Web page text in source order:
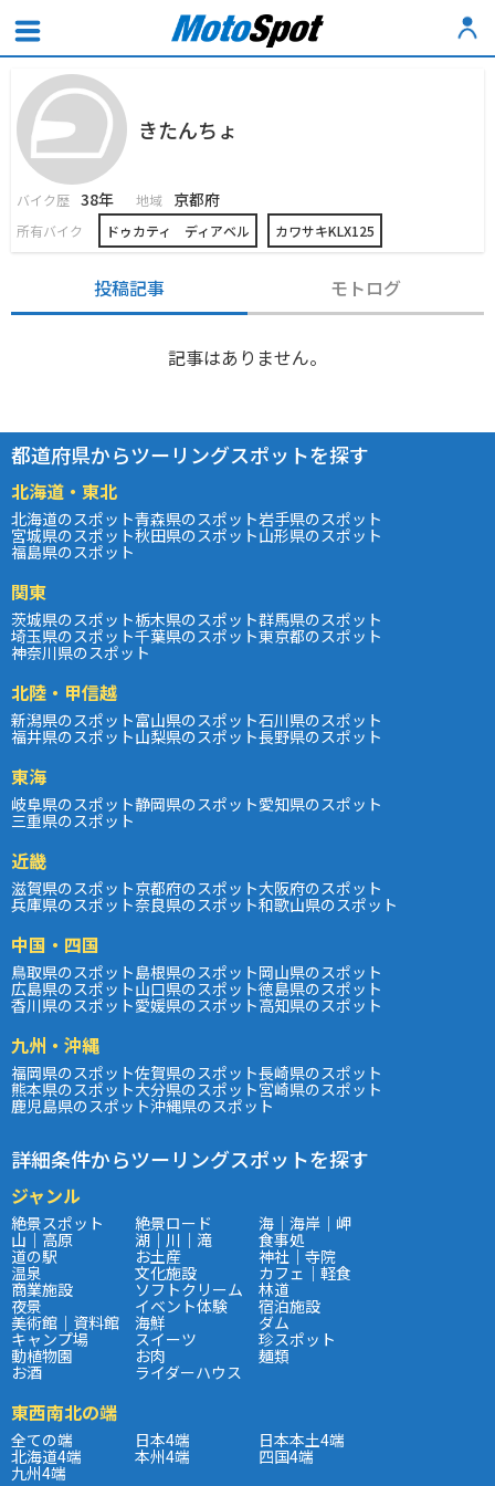
きたんちょ
バイク歴 38年 地域 京都府
所有バイク ドゥカティ ディアベル カワサキKLX125
投稿記事 モトログ
記事はありません。
都道府県からツーリングスポットを探す
北海道・東北
北海道のスポット青森県のスポット岩手県のスポット
宮城県のスポット秋田県のスポット山形県のスポット
福島県のスポット
関東
茨城県のスポット栃木県のスポット群馬県のスポット
埼玉県のスポット千葉県のスポット東京都のスポット
神奈川県のスポット
北陸・甲信越
新潟県のスポット富山県のスポット石川県のスポット
福井県のスポット山梨県のスポット長野県のスポット
東海
岐阜県のスポット静岡県のスポット愛知県のスポット
三重県のスポット
近畿
滋賀県のスポット京都府のスポット大阪府のスポット
兵庫県のスポット奈良県のスポット和歌山県のスポット
中国・四国
鳥取県のスポット島根県のスポット岡山県のスポット
広島県のスポット山口県のスポット徳島県のスポット
香川県のスポット愛媛県のスポット高知県のスポット
九州・沖縄
福岡県のスポット佐賀県のスポット長崎県のスポット
熊本県のスポット大分県のスポット宮崎県のスポット
鹿児島県のスポット沖縄県のスポット
詳細条件からツーリングスポットを探す
ジャンル
絶景スポット 絶景ロード 海｜海岸｜岬
山｜高原 湖｜川｜滝 食事処
道の駅 お土産 神社｜寺院
温泉 文化施設 カフェ｜軽食
商業施設 ソフトクリーム 林道
夜景 イベント体験 宿泊施設
美術館｜資料館 海鮮 ダム
キャンプ場 スイーツ 珍スポット
動植物園 お肉 麺類
お酒 ライダーハウス
東西南北の端
全ての端 日本4端 日本本土4端
北海道4端 本州4端 四国4端
九州4端